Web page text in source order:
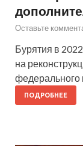
Оставьте
Бурятия в
на
федерального
ПОДРОБНЕЕ